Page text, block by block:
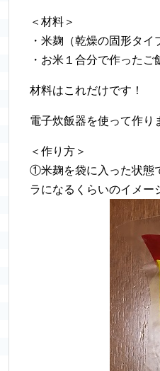
＜材料＞
・米麹（乾燥の固形タ
・お米１合分で作った
材料はこれだけです！
電子炊飯器を使って作り
＜作り方＞
①米麹を袋に入った状態
ラになるくらいのイメー